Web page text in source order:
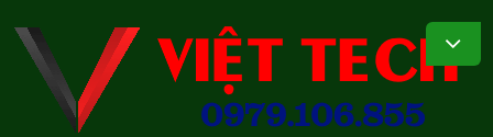
content